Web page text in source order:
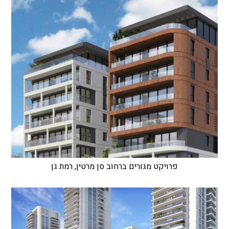
פרויקט מגורים ברחוב סן מרטין, רמת גן